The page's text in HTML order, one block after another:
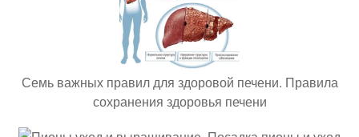
Семь важных правил для здоровой печени. Правила
сохранения здоровья печени